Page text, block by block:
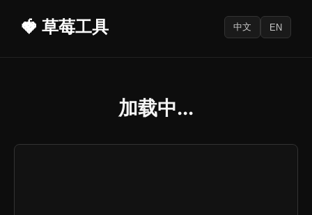
🍓 草莓工具 中文 EN
加载中...